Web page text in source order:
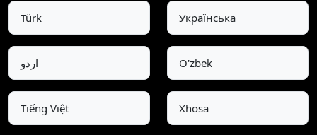
Türk Українська
اردو O'zbek
Tiếng Việt Xhosa